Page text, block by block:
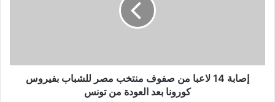
إصابة 14 لاعبا من صفوف منتخب مصر للشباب بفيروس
كورونا بعد العودة من تونس